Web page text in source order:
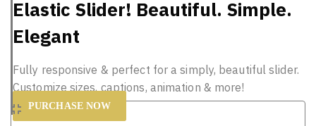
Elastic Slider! Beautiful. Simple.
Elegant
Fully responsive & perfect for a simply, beautiful slider.
Customize sizes, captions, animation & more!
PURCHASE NOW